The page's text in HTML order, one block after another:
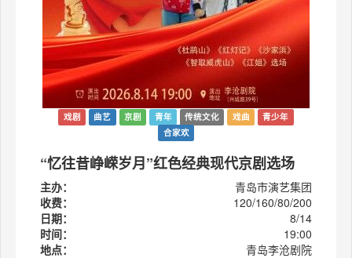
戏剧 曲艺 京剧 青年 传统文化 戏曲
青少年
合家欢
“忆往昔峥嵘岁月”红色经典现代京剧选场
主办：
青岛市演艺集团
收费：
120/160/80/200
日期：
8/14
时间：
19:00
地点：
青岛李沧剧院